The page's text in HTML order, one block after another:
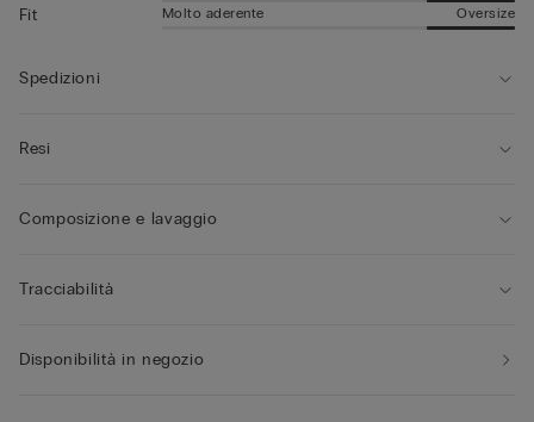
Fit Molto aderente Oversize
Spedizioni
Resi
Composizione e lavaggio
Tracciabilità
Disponibilità in negozio